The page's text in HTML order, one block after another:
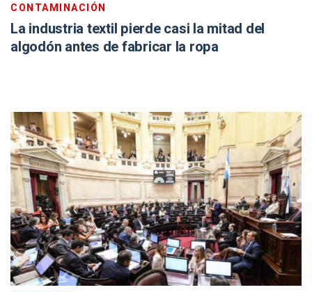
CONTAMINACIÓN
La industria textil pierde casi la mitad del
algodón antes de fabricar la ropa